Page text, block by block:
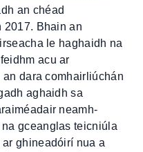
an chéad
2017. Bhain an
le haghaidh na
acu ar
dara comhairliúchán
aghaidh sa
neamh-
gceanglas teicniúla
ghineadóirí nua a